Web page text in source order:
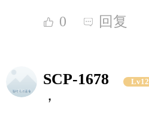
0 回复
SCP-1678 Lv12
，